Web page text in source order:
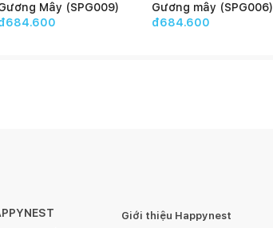
Mây (SPG009)
Gương mây (SPG006)
đ684.600
Giới thiệu Happynest